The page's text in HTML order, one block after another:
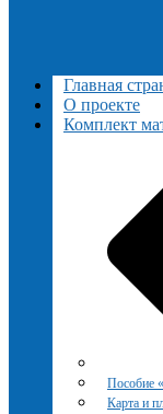
Главная
О проекте
Комплект
Пособие
Карта и